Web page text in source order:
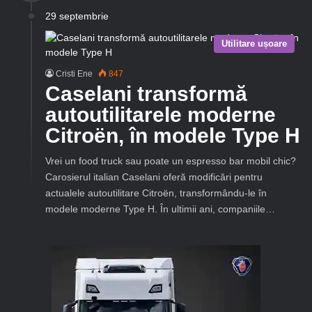
29 septembrie
Utilitare ușoare
Cristi Ene 847
Caselani transformă
autoutilitarele moderne
Citroën, în modele Type H
Vrei un food truck sau poate un espresso bar mobil chic?
Carosierul italian Caselani oferă modificări pentru
actualele autoutilitare Citroën, transformându-le în
modele moderne Type H. În ultimii ani, companiile…